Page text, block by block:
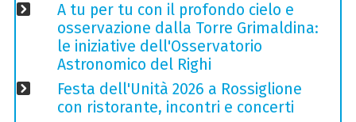
A tu per tu con il profondo cielo e
osservazione dalla Torre Grimaldina:
le iniziative dell'Osservatorio
Astronomico del Righi
Festa dell'Unità 2026 a Rossiglione
con ristorante, incontri e concerti